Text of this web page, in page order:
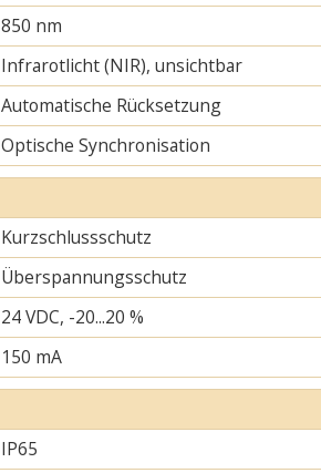
850 nm
Infrarotlicht (NIR), unsichtbar
Automatische Rücksetzung
Optische Synchronisation
Kurzschlussschutz
Überspannungsschutz
24 VDC, -20...20 %
150 mA
IP65